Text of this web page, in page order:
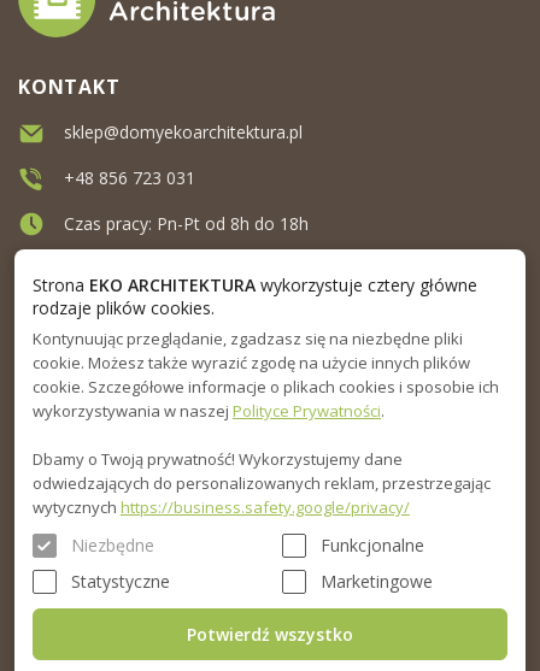
MENU
INFORMACJA
PORADNIK
KONTAKT
sklep@domyekoarchitektura.pl
+48 856 723 031
Czas pracy: Pn-Pt od 8h do 18h
Strona EKO ARCHITEKTURAwykorzystuje cztery główne
rodzaje plików cookies.
Kontynuując przeglądanie, zgadzasz się na niezbędne pliki
cookie. Możesz także wyrazić zgodę na użycie innych plików
cookie. Szczegółowe informacje o plikach cookies i sposobie ich
wykorzystywania w naszej Polityce Prywatności.
Dbamy o Twoją prywatność! Wykorzystujemy dane
odwiedzających do personalizowanych reklam, przestrzegając
wytycznych https://business.safety.google/privacy/
Niezbędne
Funkcjonalne
Statystyczne
Marketingowe
Potwierdź wszystko